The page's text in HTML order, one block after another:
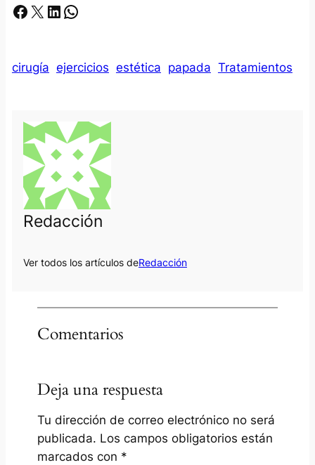
Facebook X LinkedIn Whatsapp
cirugía ejercicios estética papada Tratamientos
Redacción
Ver todos los artículos deRedacción
Comentarios
Deja una respuesta
Tu dirección de correo electrónico no será
publicada. Los campos obligatorios están
marcados con *